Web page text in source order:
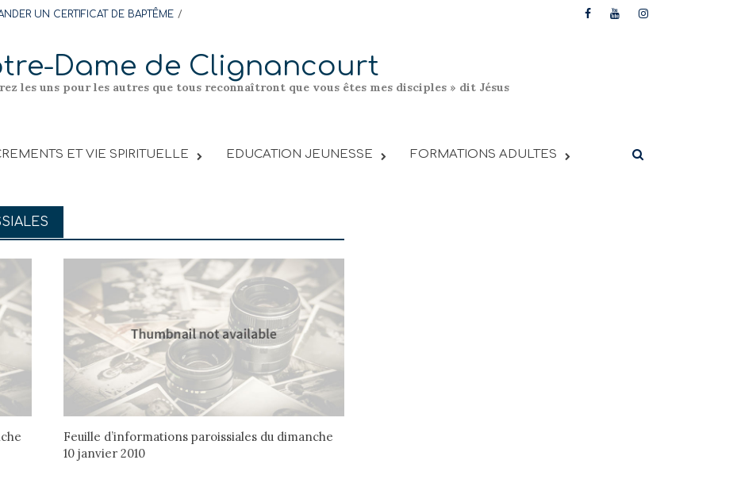
UN CERTIFICAT DE BAPTÊME
Dame de Clignancourt
les uns pour les autres que tous reconnaîtront que vous êtes mes disciples » dit Jésus
ET VIE SPIRITUELLE EDUCATION JEUNESSE FORMATIONS ADULTES
Feuille d’informations paroissiales du dimanche
10 janvier 2010